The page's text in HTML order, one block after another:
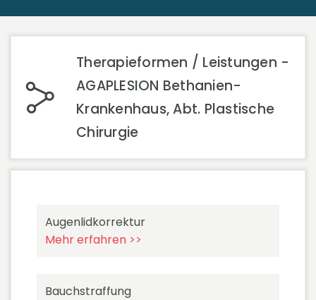
Therapieformen / Leistungen -
AGAPLESION Bethanien-
Krankenhaus, Abt. Plastische
Chirurgie
Augenlidkorrektur
Mehr erfahren >>
Bauchstraffung